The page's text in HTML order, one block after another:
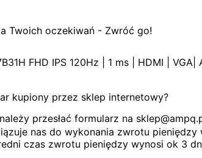
Twoich oczekiwań - Zwróć go!
FHD IPS 120Hz | 1 ms | HDMI | VGA|
kupiony przez sklep internetowy?
przesłać formularz na
nas do wykonania zwrotu
czas zwrotu pieniędzy wynosi ok 3